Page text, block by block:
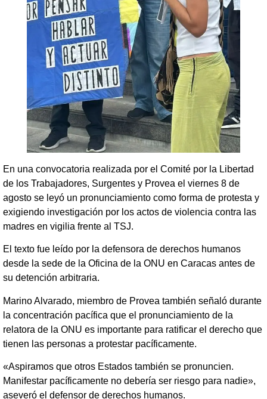
En una convocatoria realizada por el Comité por la Libertad
de los Trabajadores, Surgentes y Provea el viernes 8 de
agosto se leyó un pronunciamiento como forma de protesta y
exigiendo investigación por los actos de violencia contra las
madres en vigilia frente al TSJ.
El texto fue leído por la defensora de derechos humanos
desde la sede de la Oficina de la ONU en Caracas antes de
su detención arbitraria.
Marino Alvarado, miembro de Provea también señaló durante
la concentración pacífica que el pronunciamiento de la
relatora de la ONU es importante para ratificar el derecho que
tienen las personas a protestar pacíficamente.
«Aspiramos que otros Estados también se pronuncien.
Manifestar pacíficamente no debería ser riesgo para nadie»,
aseveró el defensor de derechos humanos.